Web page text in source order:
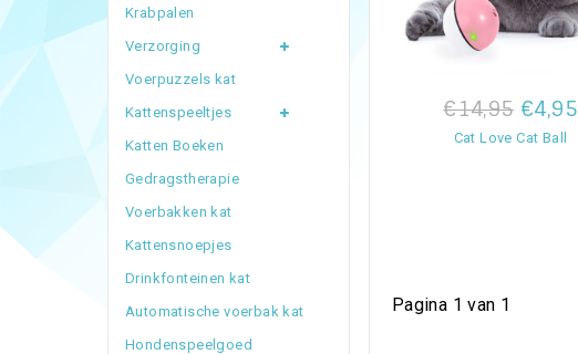
€14,95 €4,95
Cat Love Cat Ball
Pagina 1 van 1
Krabpalen
Verzorging
Voerpuzzels kat
Kattenspeeltjes
Katten Boeken
Gedragstherapie
Voerbakken kat
Kattensnoepjes
Drinkfonteinen kat
Automatische voerbak kat
Hondenspeelgoed